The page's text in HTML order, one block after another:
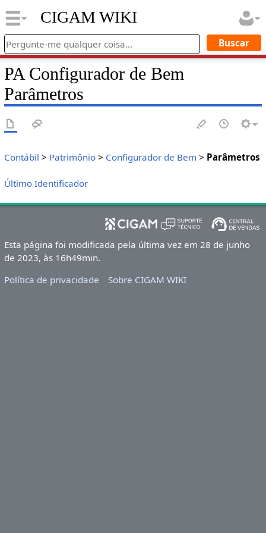
CIGAM WIKI
PA Configurador de Bem
Parâmetros
Contábil > Patrimônio> Configurador de Bem > Parâmetros
Último Identificador
Esta página foi modificada pela última vez em 28 de junho
de 2023, às 16h49min.
Política de privacidade
Sobre CIGAM WIKI